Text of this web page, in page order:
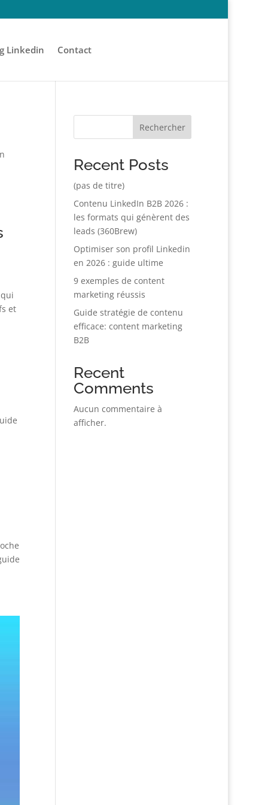
Linkedin Contact
et
Rechercher
Recent Posts
(pas de titre)
Contenu LinkedIn B2B 2026 :
les formats qui génèrent des
leads (360Brew)
Optimiser son profil Linkedin
en 2026 : guide ultime
9 exemples de content
marketing réussis
Guide stratégie de contenu
efficace: content marketing
B2B
Recent
Comments
Aucun commentaire à
afficher.